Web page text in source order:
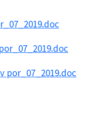
por_07_2019.doc